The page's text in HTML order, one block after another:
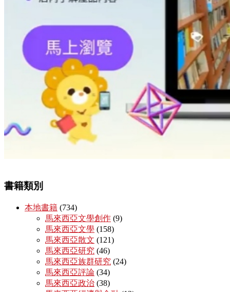
書籍類別
本地書籍 (734)
馬來西亞文學創作 (9)
馬來西亞文學 (158)
馬來西亞散文 (121)
馬來西亞研究 (46)
馬來西亞族群研究 (24)
馬來西亞評論 (34)
馬來西亞政治 (38)